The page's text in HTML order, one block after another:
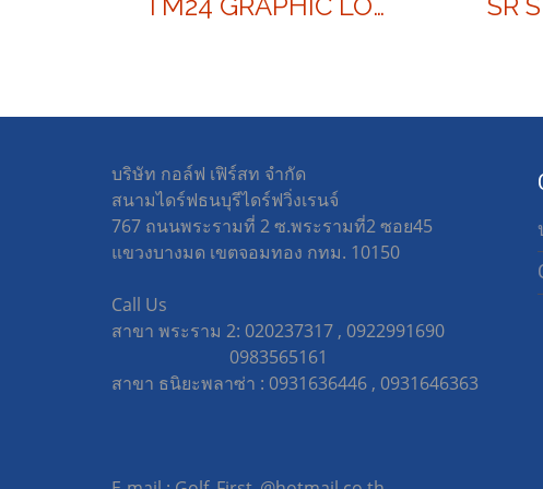
บริษัท กอล์ฟ เฟิร์สท จำกัด
สนามไดร์ฟธนบุรีไดร์ฟวิ่งเรนจ์
767 ถนนพระรามที่ 2 ซ.พระรามที่2 ซอย45
แขวงบางมด เขตจอมทอง กทม. 10150
Call Us
สาขา พระราม 2: 020237317 , 0922991690
0983565161
สาขา ธนิยะพลาซ่า : 0931636446 , 0931646363